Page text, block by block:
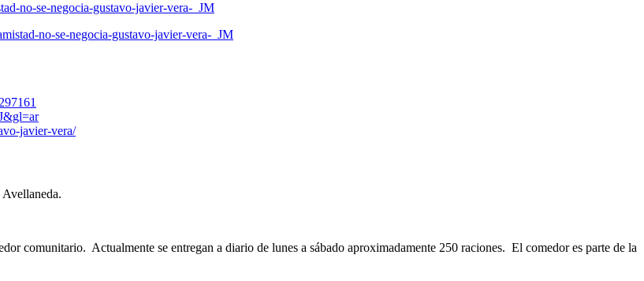
no-se-negocia-gustavo-javier-vera-_JM
no-se-negocia-gustavo-javier-vera-_JM
javier-vera/
comunitario. Actualmente se entregan a diario de lunes a sábado aproximadamente 250 raciones. El comedor es parte de la